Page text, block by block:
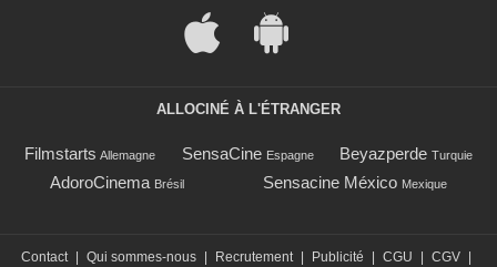
ALLOCINÉ À L'ÉTRANGER
Filmstarts Allemagne SensaCine Espagne Beyazperde Turquie
AdoroCinema Brésil Sensacine México Mexique
Contact Qui sommes-nous Recrutement Publicité CGU CGV